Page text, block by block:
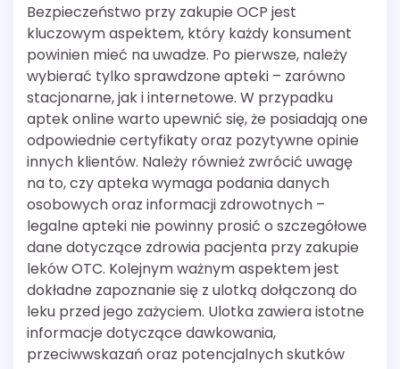
Bezpieczeństwo przy zakupie OCP jest
kluczowym aspektem, który każdy konsument
powinien mieć na uwadze. Po pierwsze, należy
wybierać tylko sprawdzone apteki – zarówno
stacjonarne, jak i internetowe. W przypadku
aptek online warto upewnić się, że posiadają one
odpowiednie certyfikaty oraz pozytywne opinie
innych klientów. Należy również zwrócić uwagę
na to, czy apteka wymaga podania danych
osobowych oraz informacji zdrowotnych –
legalne apteki nie powinny prosić o szczegółowe
dane dotyczące zdrowia pacjenta przy zakupie
leków OTC. Kolejnym ważnym aspektem jest
dokładne zapoznanie się z ulotką dołączoną do
leku przed jego zażyciem. Ulotka zawiera istotne
informacje dotyczące dawkowania,
przeciwwskazań oraz potencjalnych skutków